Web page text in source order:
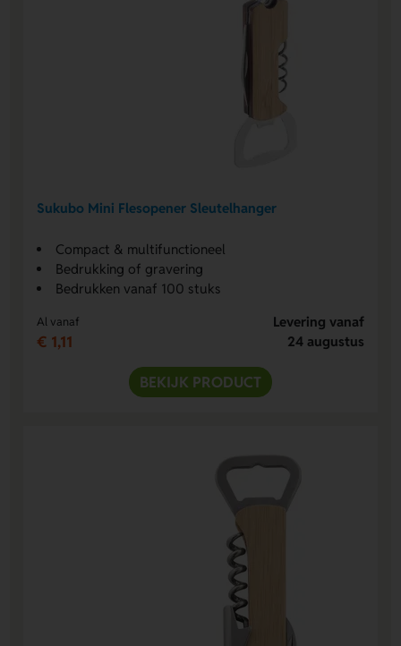
Sukubo Mini Flesopener Sleutelhanger
Compact & multifunctioneel
Bedrukking of gravering
Bedrukken vanaf 100 stuks
Al vanaf
€ 1,11
Levering vanaf
24 augustus
BEKIJK PRODUCT